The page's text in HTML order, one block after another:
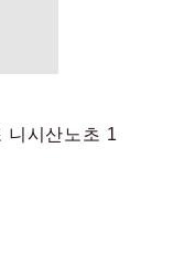
니시산노초 1